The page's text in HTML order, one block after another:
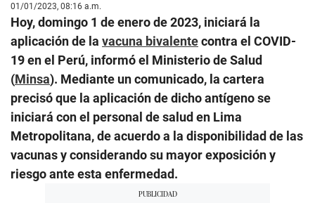
01/01/2023, 08:16 a.m.
Hoy, domingo 1 de enero de 2023, iniciará la
aplicación de la vacuna bivalentecontra el COVID-
19 en el Perú, informó el Ministerio de Salud
(Minsa). Mediante un comunicado, la cartera
precisó que la aplicación de dicho antígeno se
iniciará con el personal de salud en Lima
Metropolitana, de acuerdo a la disponibilidad de las
vacunas y considerando su mayor exposición y
riesgo ante esta enfermedad.